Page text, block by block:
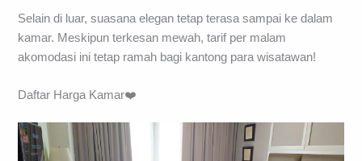
Selain di luar, suasana elegan tetap terasa sampai ke dalam
kamar. Meskipun terkesan mewah, tarif per malam
akomodasi ini tetap ramah bagi kantong para wisatawan!
Daftar Harga Kamar❤️